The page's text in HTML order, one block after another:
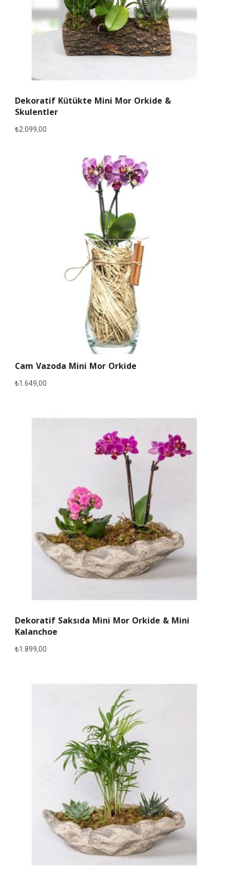
Dekoratif Kütükte Mini Mor Orkide &
Skulentler
₺2.099,00
Cam Vazoda Mini Mor Orkide
₺1.649,00
Dekoratif Saksıda Mini Mor Orkide & Mini
Kalanchoe
₺1.899,00